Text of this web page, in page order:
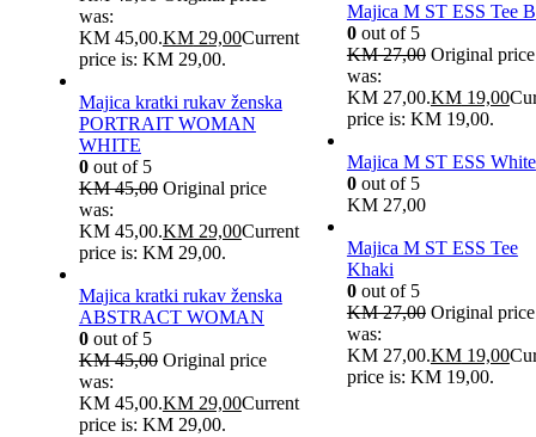
was:
KM 45,00.KM29,00Current
price is: KM 29,00.
Majica kratki rukav ženska
PORTRAIT WOMAN
WHITE
0out of 5
KM45,00 Original price
was:
KM 45,00.KM29,00Current
price is: KM 29,00.
Majica kratki rukav ženska
ABSTRACT WOMAN
0out of 5
KM45,00 Original price
was:
KM 45,00.KM29,00Current
price is: KM 29,00.
Majica M ST ESS Tee
0out of 5
KM27,00 Original price
was:
KM 27,00.KM19,00
price is: KM 19,00.
Majica M ST ESS White
0out of 5
KM27,00
Majica M ST ESS Tee
Khaki
0out of 5
KM27,00 Original price
was:
KM 27,00.KM19,00
price is: KM 19,00.